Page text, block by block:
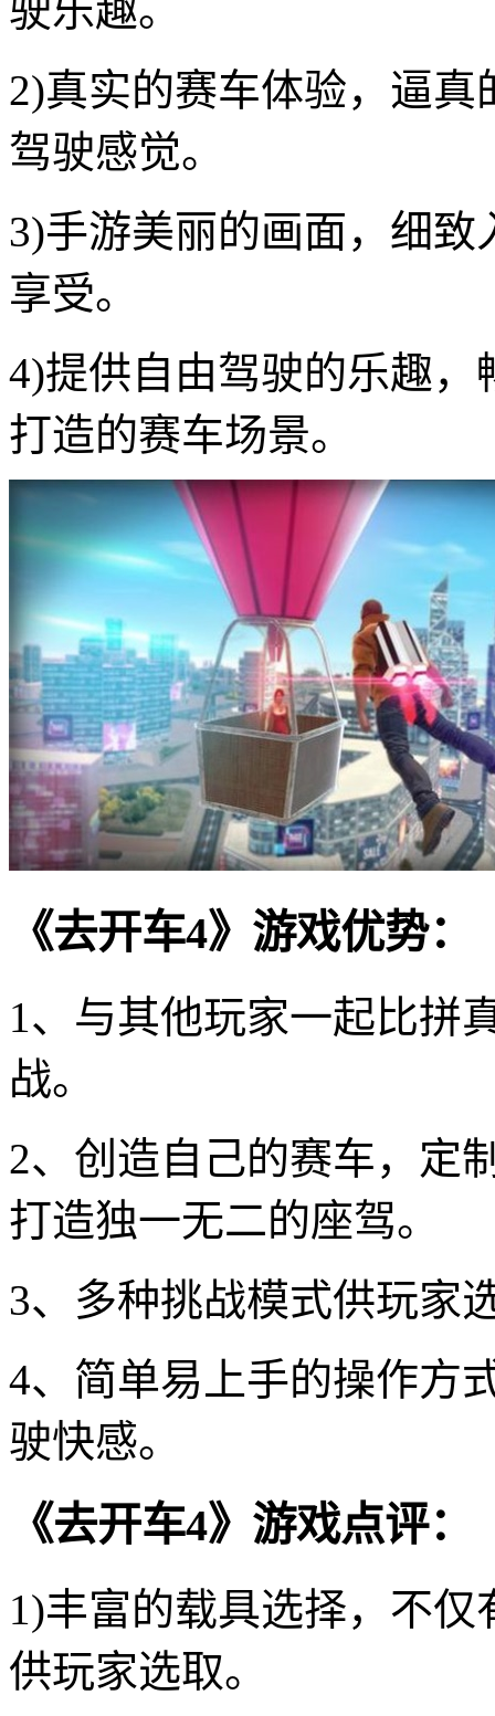
驶乐趣。
2)真实的赛车体验，逼
驾驶感觉。
3)手游美丽的画面，细
享受。
4)提供自由驾驶的乐趣
打造的赛车场景。
《去开车4》游戏优势：
1、与其他玩家一起比拼
战。
2、创造自己的赛车，定
打造独一无二的座驾。
3、多种挑战模式供玩家
4、简单易上手的操作方
驶快感。
《去开车4》游戏点评：
1)丰富的载具选择，不
供玩家选取。